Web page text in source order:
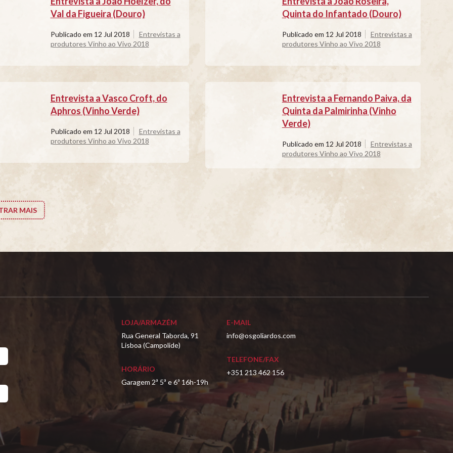
Val da Figueira (Douro)
Publicado em 12 Jul 2018
Entrevistas a
produtores Vinho ao Vivo 2018
Quinta do Infantado (Douro)
Publicado em 12 Jul 2018
Entrevistas a
produtores Vinho ao Vivo 2018
Entrevista a Vasco Croft, do
Aphros (Vinho Verde)
Publicado em 12 Jul 2018
Entrevistas a
produtores Vinho ao Vivo 2018
Entrevista a Fernando Paiva, da
Quinta da Palmirinha (Vinho
Verde)
Publicado em 12 Jul 2018
Entrevistas a
produtores Vinho ao Vivo 2018
MAIS
LOJA/ARMAZÉM
Rua General Taborda, 91
Lisboa (Campolide)
HORÁRIO
Garagem 2ª 5ª e 6ª 16h-19h
E-MAIL
info@osgoliardos.com
TELEFONE/FAX
+351 213 462 156